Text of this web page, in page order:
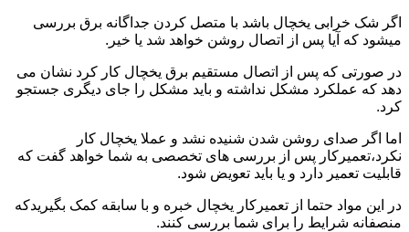
اگر شک خرابی یخچال باشد با متصل کردن جداگانه برق بررسی
میشود که آیا پس از اتصال روشن خواهد شد یا خیر.
در صورتی که پس از اتصال مستقیم برق یخچال کار کرد نشان می
دهد که عملکرد مشکل نداشته و باید مشکل را جای دیگری جستجو
کرد.
اما اگر صدای روشن شدن شنیده نشد و عملا یخچال کار
نکرد،تعمیرکار پس از بررسی های تخصصی به شما خواهد گفت که
قابلیت تعمیر دارد و یا باید تعویض شود.
در این مواد حتما از تعمیرکار یخچال خبره و با سابقه کمک بگیریدکه
منصفانه شرایط را برای شما بررسی کنند.